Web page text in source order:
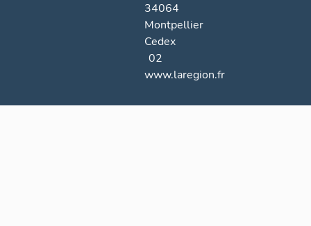
34064
Montpellier
Cedex
02
www.laregion.fr